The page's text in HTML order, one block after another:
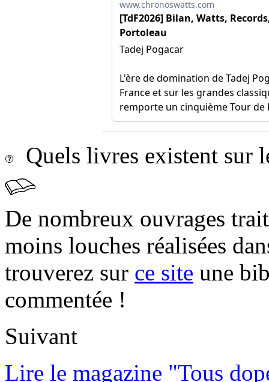
Quels livres existent sur
De nombreux ouvrages
moins louches réalisées
trouverez sur ce site une
commentée !
Suivant
Lire le magazine "Tous